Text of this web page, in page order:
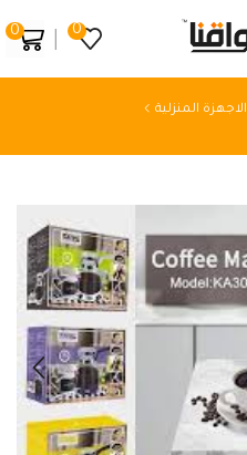
0
0
الاجهزة المنزلية